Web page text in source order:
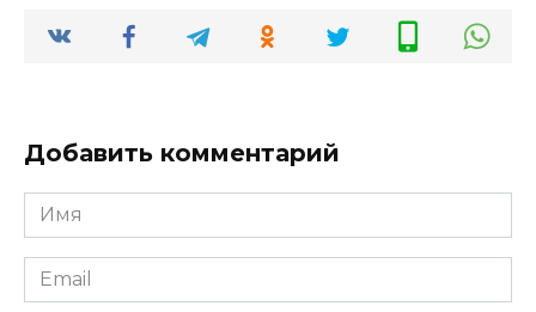
Добавить комментарий
Имя
*
Email
*